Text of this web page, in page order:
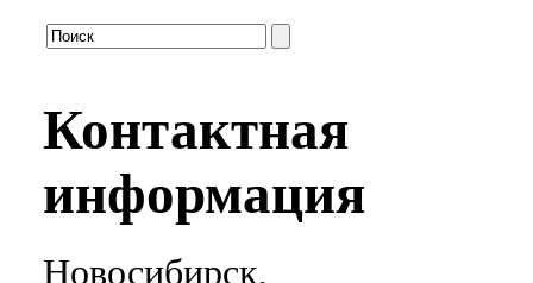
Контактная
информация
Новосибирск,